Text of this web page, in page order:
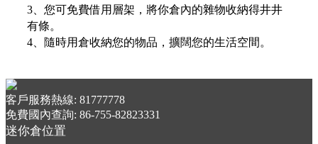
3、您可免費借用層架，將你倉內的雜物收納得井井
有條。
4、隨時用倉收納您的物品，擴闊您的生活空間。
客戶服務熱線: 81777778
免費國內查詢: 86-755-82823331
迷你倉位置